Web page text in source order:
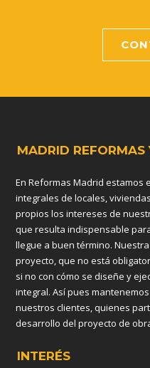
MADRID REFORMAS
En Reformas Madrid estamos
integrales de locales,
propios los intereses de
que resulta indispensable
llegue a buen término.
proyecto, que no está
si no con cómo se diseñe y
integral. Así pues
nuestros clientes, quienes
desarrollo del proyecto de
INTERÉS